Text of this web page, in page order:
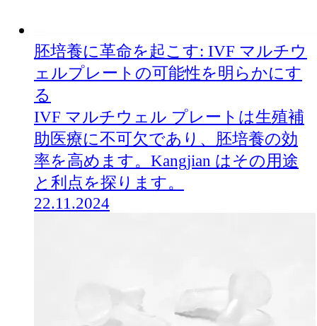
胚培養に革命を起こす: IVF マルチウ
ェルプレートの可能性を明らかにす
る
IVF マルチウェル プレートは生殖補
助医療に不可欠であり、胚培養の効
率を高めます。Kangjian はその用途
と利点を探ります。
22.11.2024